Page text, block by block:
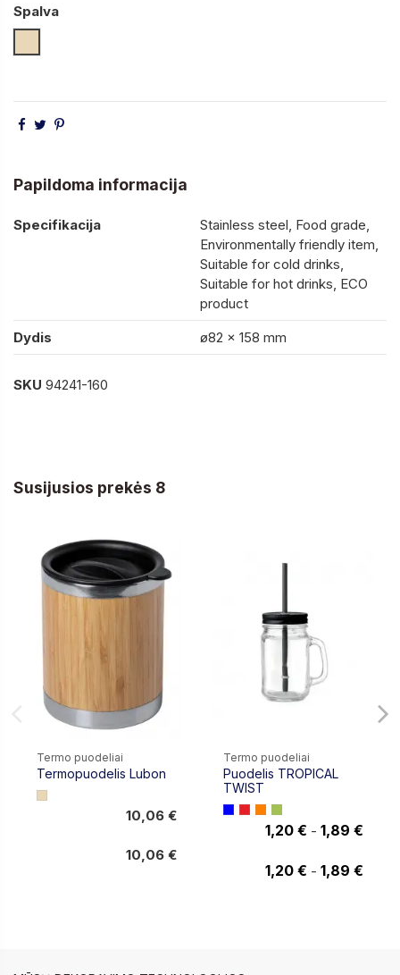
Spalva
Papildoma informacija
Specifikacija
Stainless steel, Food grade,
Environmentally friendly item,
Suitable for cold drinks,
Suitable for hot drinks, ECO
product
Dydis
ø82 x 158 mm
SKU 94241-160
Susijusios prekės 8
Termo puodeliai
Termopuodelis Lubon
10,06 €
10,06 €
Termo puodeliai
Puodelis TROPICAL
TWIST
1,20 € - 1,89 €
1,20 € - 1,89 €